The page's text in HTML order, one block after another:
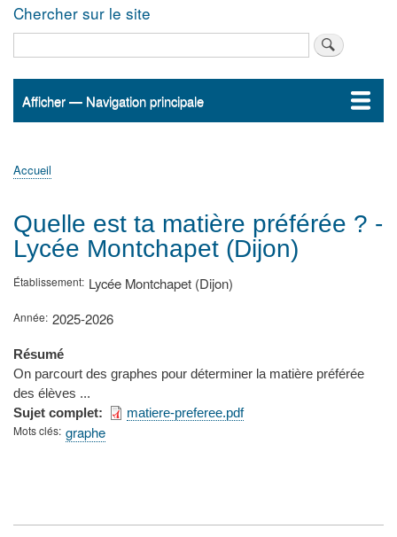
Chercher sur le site
Navigation
Afficher — Navigation principale
Accueil
ActualitésMATh.en.JEANS ?
Régions et Ateliers
Créer, gérer un atelier
Sujets/Publications
Congrès
d'Ariane
Accueil
Quelle est ta matière préférée ? -
Lycée Montchapet (Dijon)
Établissement Lycée Montchapet (Dijon)
Année 2025-2026
Résumé
On parcourt des graphes pour déterminer la matière préférée
des élèves ...
Sujet complet
matiere-preferee.pdf
Mots clés graphe